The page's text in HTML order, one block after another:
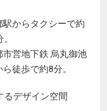
駅からタクシーで約
市営地下鉄 烏丸御池
徒歩で約8分。
るデザイン空間